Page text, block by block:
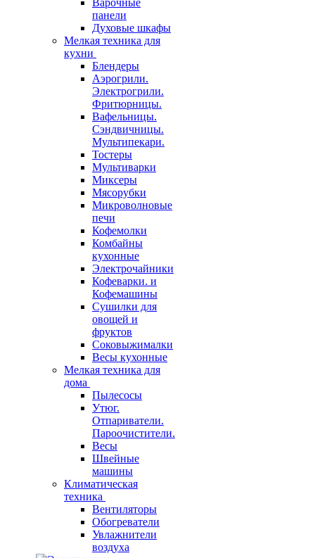
Варочные
панели
Духовые шкафы
Мелкая техника для
кухни
Блендеры
Аэрогрили.
Электрогрили.
Фритюрницы.
Вафельницы.
Сэндвичницы.
Мультипекари.
Тостеры
Мультиварки
Миксеры
Мясорубки
Микроволновые
печи
Кофемолки
Комбайны
кухонные
Электрочайники
Кофеварки. и
Кофемашины
Сушилки для
овощей и
фруктов
Соковыжималки
Весы кухонные
Мелкая техника для
дома
Пылесосы
Утюг.
Отпариватели.
Пароочистители.
Весы
Швейные
машины
Климатическая
техника
Вентиляторы
Обогреватели
Увлажнители
воздуха